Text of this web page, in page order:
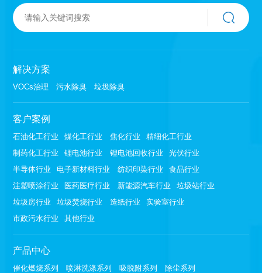
解决方案
VOCs治理 污水除臭 垃圾除臭
客户案例
石油化工行业 煤化工行业 焦化行业
精细化工行业
制药化工行业
锂电池行业 锂电池回收行业
光伏行业
半导体行业
电子新材料行业 纺织印染行业
食品行业
注塑喷涂行业
医药医疗行业 新能源汽车行业
垃圾站行业
垃圾房行业
垃圾焚烧行业 造纸行业
实验室行业
市政污水行业
其他行业
产品中心
催化燃烧系列 喷淋洗涤系列 吸脱附系列
除尘系列